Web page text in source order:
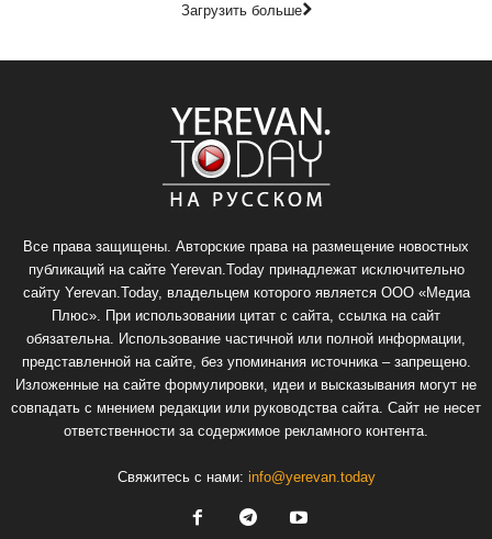
Загрузить больше
Все права защищены. Авторские права на размещение новостных
публикаций на сайте Yerevan.Today принадлежат исключительно
сайту Yerevan.Today, владельцем которого является ООО «Медиа
Плюс». При использовании цитат с сайта, ссылка на сайт
обязательна. Использование частичной или полной информации,
представленной на сайте, без упоминания источника – запрещено.
Изложенные на сайте формулировки, идеи и высказывания могут не
совпадать с мнением редакции или руководства сайта. Сайт не несет
ответственности за содержимое рекламного контента.
Свяжитесь с нами: info@yerevan.today